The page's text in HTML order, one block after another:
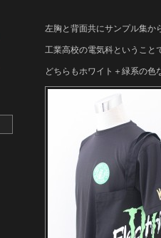
左胸と背面共にサンプル集か
工業高校の電気科ということ
どちらもホワイト＋緑系の